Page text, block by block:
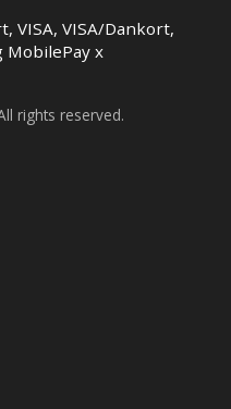
VISA, VISA/Dankort,
MobilePay x
rights reserved.